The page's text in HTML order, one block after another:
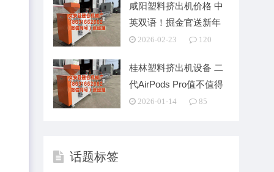
咸阳塑料挤出机价格 中
英双语！掘金官送新年
祝贺：新春大吉 马
2026-02-23 120
桂林塑料挤出机设备 二
代AirPods Pro值不值得
买？我
2026-01-14 85
话题标签